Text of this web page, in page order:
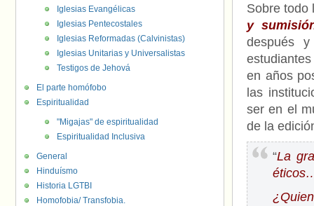
Sobre todo
y
después
en años
las
ser en el
de la
“La
Iglesias Evangélicas
Iglesias Pentecostales
Iglesias Reformadas (Calvinistas)
Iglesias Unitarias y Universalistas
Testigos de Jehová
El parte homófobo
Espiritualidad
"Migajas" de espiritualidad
Espiritualidad Inclusiva
General
Hinduísmo
Historia LGTBI
Homofobia/ Transfobia.